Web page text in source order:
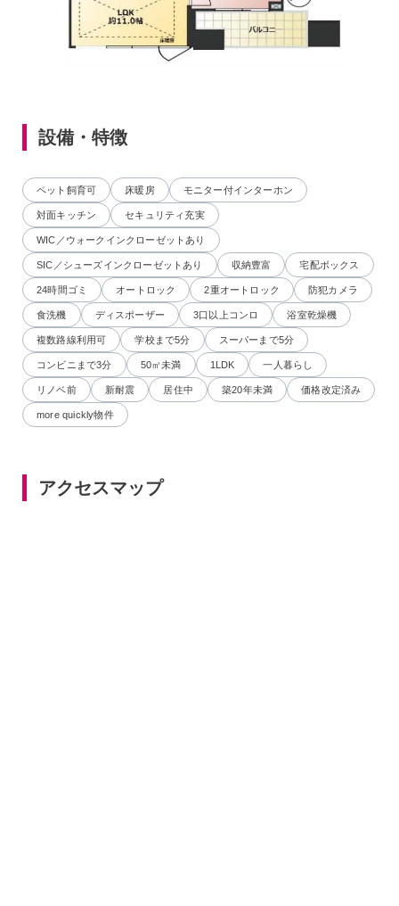
設備・特徴
ペット飼育可 床暖房 モニター付インターホン
対面キッチン セキュリティ充実
WIC／ウォークインクローゼットあり
SIC／シューズインクローゼットあり 収納豊富 宅配ボックス
24時間ゴミ オートロック 2重オートロック 防犯カメラ
食洗機 ディスポーザー 3口以上コンロ 浴室乾燥機
複数路線利用可 学校まで5分 スーパーまで5分
コンビニまで3分 50㎡未満 1LDK 一人暮らし
リノベ前 新耐震 居住中 築20年未満 価格改定済み
more quickly物件
アクセスマップ